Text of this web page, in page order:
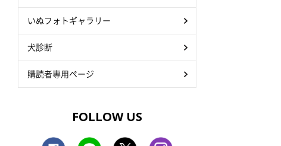
いぬフォトギャラリー
犬診断
購読者専用ページ
FOLLOW US